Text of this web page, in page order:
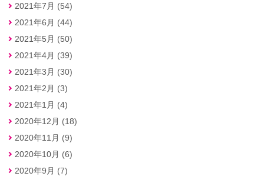
2021年7月 (54)
2021年6月 (44)
2021年5月 (50)
2021年4月 (39)
2021年3月 (30)
2021年2月 (3)
2021年1月 (4)
2020年12月 (18)
2020年11月 (9)
2020年10月 (6)
2020年9月 (7)